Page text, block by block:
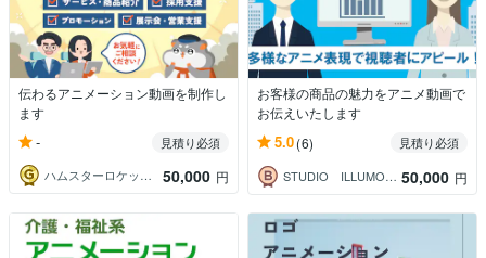
伝わるアニメーション動画を制作し
ます
-
見積り必須
ハムスターロケット【アニメーション制作】
50,000 円
お客様の商品の魅力をアニメ動画で
お伝えいたします
5.0(6)
見積り必須
STUDIO ILLUMO（イラモ） 50,000 円